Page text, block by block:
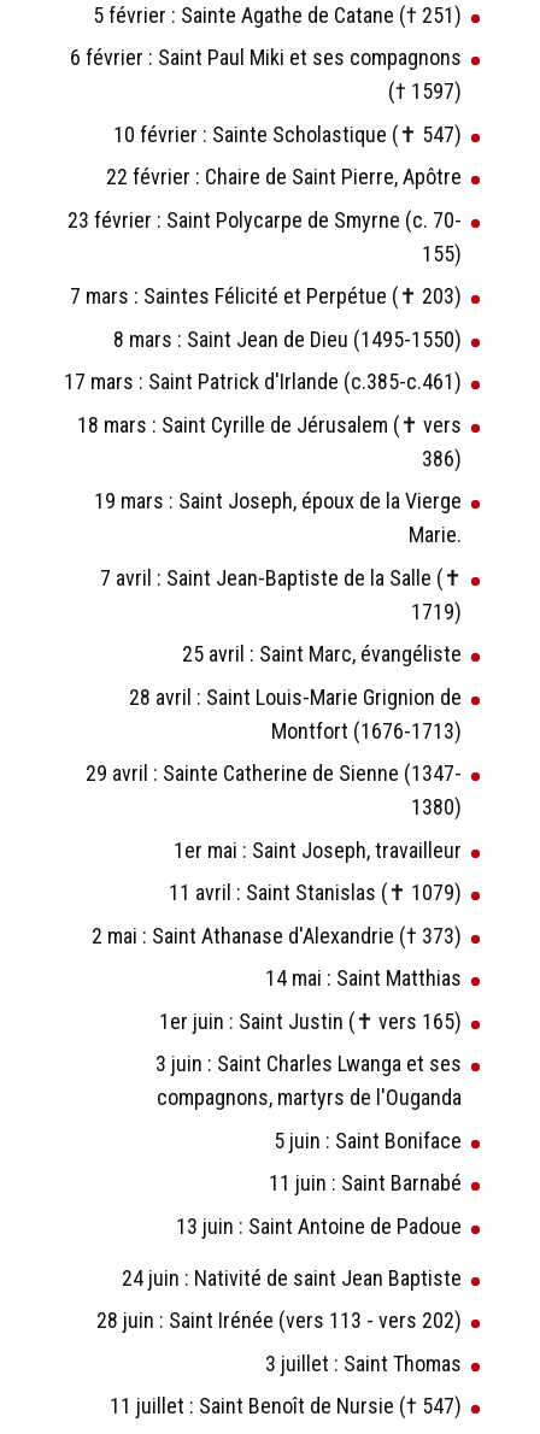
5 février : Sainte Agathe de Catane († 251)
6 février : Saint Paul Miki et ses compagnons
(† 1597)
10 février : Sainte Scholastique (✝ 547)
22 février : Chaire de Saint Pierre, Apôtre
23 février : Saint Polycarpe de Smyrne (c. 70-
155)
7 mars : Saintes Félicité et Perpétue (✝ 203)
8 mars : Saint Jean de Dieu (1495-1550)
17 mars : Saint Patrick d'Irlande (c.385-c.461)
18 mars : Saint Cyrille de Jérusalem (✝ vers
386)
19 mars : Saint Joseph, époux de la Vierge
Marie.
7 avril : Saint Jean-Baptiste de la Salle (✝
1719)
25 avril : Saint Marc, évangéliste
28 avril : Saint Louis-Marie Grignion de
Montfort (1676-1713)
29 avril : Sainte Catherine de Sienne (1347-
1380)
1er mai : Saint Joseph, travailleur
11 avril : Saint Stanislas (✝ 1079)
2 mai : Saint Athanase d'Alexandrie († 373)
14 mai : Saint Matthias
1er juin : Saint Justin (✝ vers 165)
3 juin : Saint Charles Lwanga et ses
compagnons, martyrs de l'Ouganda
5 juin : Saint Boniface
11 juin : Saint Barnabé
13 juin : Saint Antoine de Padoue
24 juin : Nativité de saint Jean Baptiste
28 juin : Saint Irénée (vers 113 - vers 202)
3 juillet : Saint Thomas
11 juillet : Saint Benoît de Nursie († 547)